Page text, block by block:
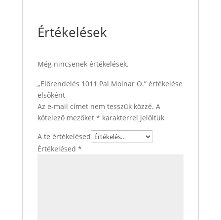
Értékelések
Még nincsenek értékelések.
„Előrendelés 1011 Pal Molnar O.” értékelése
elsőként
Az e-mail címet nem tesszük közzé. A
kötelező mezőket * karakterrel jelöltük
A te értékelésed
Értékelésed *